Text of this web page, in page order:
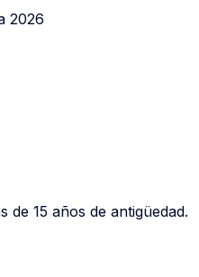
2026
de 15 años de antigüedad.